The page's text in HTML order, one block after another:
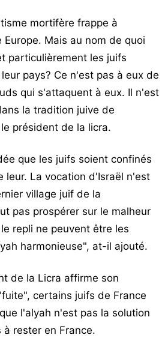
mortifère frappe à
Mais au nom de quoi
particulièrement les juifs
pays? Ce n'est pas à eux de
qui s'attaquent à eux. Il n'est
la tradition juive de
président de la licra.
que les juifs soient confinés
leur. La vocation d'Israël n'est
village juif de la
pas prospérer sur le malheur
repli ne peuvent être les
harmonieuse", at-il ajouté.
de la Licra affirme son
certains juifs de France
l'alyah n'est pas la solution
rester en France.